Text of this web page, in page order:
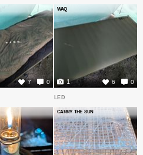
7 0
WAQ
6 0
1
LED
CARRY THE SUN